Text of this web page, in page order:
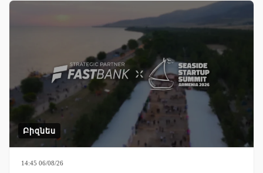
Բիզնես
14:45 06/08/26